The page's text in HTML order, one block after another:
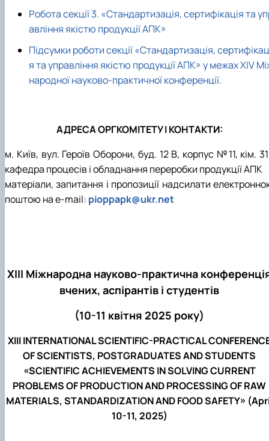
Робота секції 3. «Стандартизація, сертифікація та
авління якістю продукції АПК»
Підсумки роботи секції «Стандартизація,
я та управління якістю продукції АПК» у межах ХІV
народної науково-практичної конференції.
АДРЕСА ОРГКОМІТЕТУ І КОНТАКТИ:
м. Київ, вул. Героїв Оборони, буд. 12 В, корпус №11, кім.
кафедра процесів і обладнання переробки продукції АПК
матеріали, запитання і пропозиції надсилати
поштою на e-mail: pioppapk@ukr.net
ХІІІ Міжнародна науково-практична
вчених, аспірантів і студентів
(10-11 квітня 2025 року)
XIІI INTERNATIONAL SCIENTIFIC-PRACTICAL
OF SCIENTISTS, POSTGRADUATES AND STUDENTS
«SCIENTIFIC ACHIEVEMENTS IN SOLVING CURRENT
PROBLEMS OF PRODUCTION AND PROCESSING OF RAW
MATERIALS, STANDARDIZATION AND FOOD SAFETY»
10-11, 2025)